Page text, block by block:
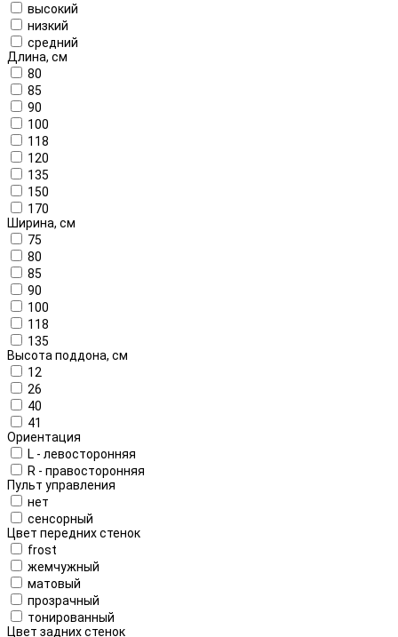
высокий
низкий
средний
Длина, см
80
85
90
100
118
120
135
150
170
Ширина, см
75
80
85
90
100
118
135
Высота поддона, см
12
26
40
41
Ориентация
L - левосторонняя
R - правосторонняя
Пульт управления
нет
сенсорный
Цвет передних стенок
frost
жемчужный
матовый
прозрачный
тонированный
Цвет задних стенок